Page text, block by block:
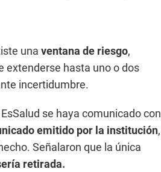
una ventana de riesgo,
extenderse hasta uno o dos
incertidumbre.
se haya comunicado con
emitido por la institución,
Señalaron que la única
retirada.